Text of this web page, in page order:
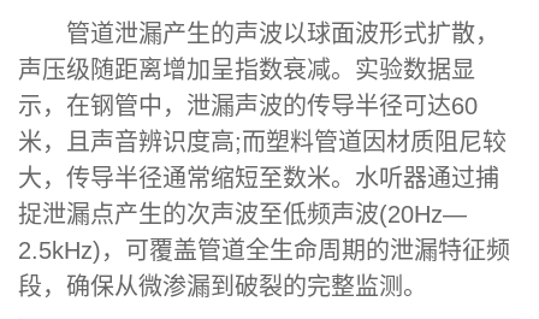
管道泄漏产生的声波以球面波形式扩散，
声压级随距离增加呈指数衰减。实验数据显
示，在钢管中，泄漏声波的传导半径可达60
米，且声音辨识度高;而塑料管道因材质阻尼较
大，传导半径通常缩短至数米。水听器通过捕
捉泄漏点产生的次声波至低频声波(20Hz—
2.5kHz)，可覆盖管道全生命周期的泄漏特征频
段，确保从微渗漏到破裂的完整监测。